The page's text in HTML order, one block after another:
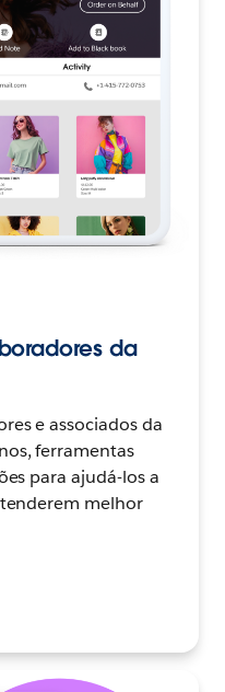
da
e associados da
ferramentas
para ajudá-los a
melhor